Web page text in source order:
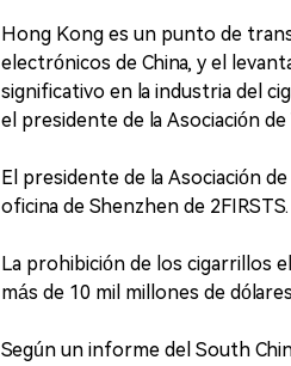
Hong Kong es un punto de
electrónicos de China, y el
significativo en la industria del
el presidente de la Asociación
El presidente de la Asociación
oficina de Shenzhen de
La prohibición de los cigarrillos
más de 10 mil millones de
Según un informe del South